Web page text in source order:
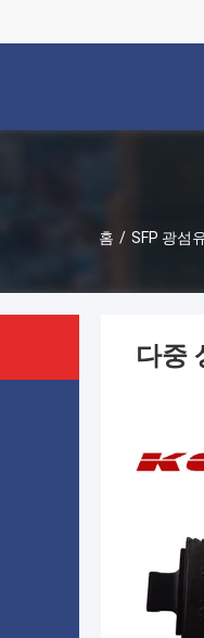
홈 / SFP 광섬
다중